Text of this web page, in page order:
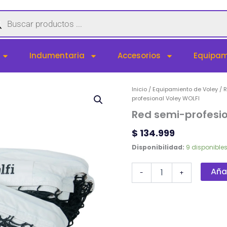
Indumentaria Accesorios
Inicio / Equipamiento de Voley /
profesional Voley WOLFI
Red semi-
$ 134.999
Disponibilidad: 9
-
Red
semi-
profesional
Voley
WOLFI
cantidad
+